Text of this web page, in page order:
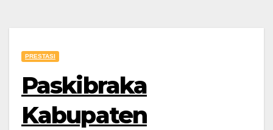
PRESTASI
Paskibraka
Kabupaten